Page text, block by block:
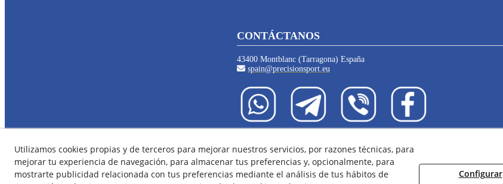
CONTÁCTANOS
43400 Montblanc (Tarragona) España
spain@precisionsport.eu
Aviso Legal Política de Cookies Política de Privacidad
Utilizamos cookies propias y de terceros para mejorar nuestros servicios, por razones técnicas, para
mejorar tu experiencia de navegación, para almacenar tus preferencias y, opcionalmente, para
mostrarte publicidad relacionada con tus preferencias mediante el análisis de tus hábitos de
Configurar